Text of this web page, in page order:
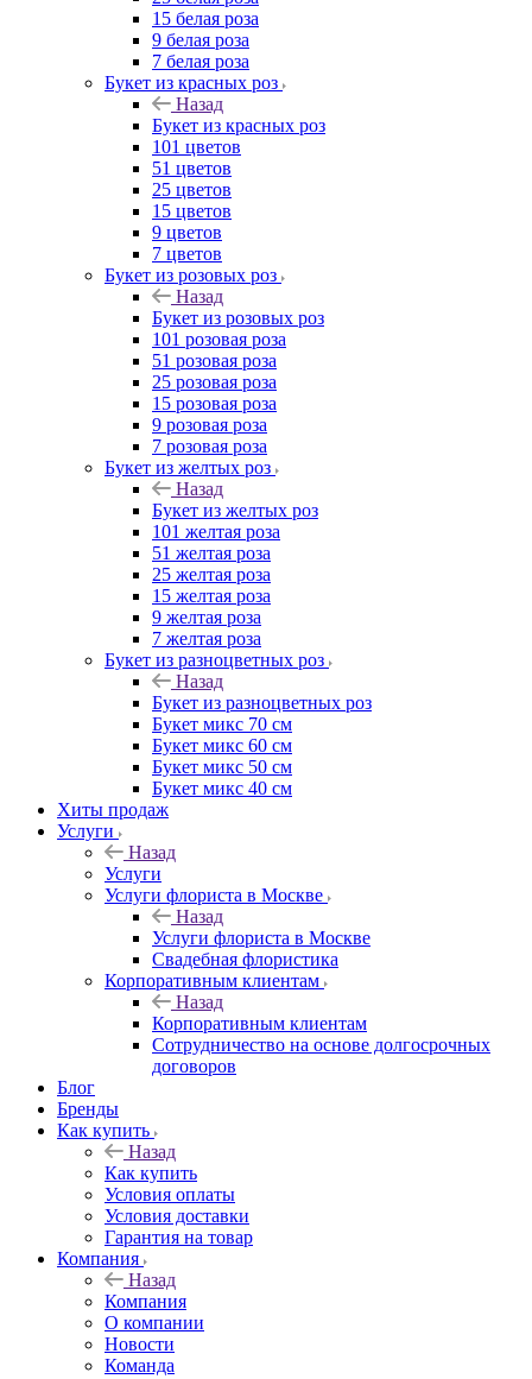
15 белая роза
9 белая роза
7 белая роза
Букет из красных роз
Назад
Букет из красных роз
101 цветов
51 цветов
25 цветов
15 цветов
9 цветов
7 цветов
Букет из розовых роз
Назад
Букет из розовых роз
101 розовая роза
51 розовая роза
25 розовая роза
15 розовая роза
9 розовая роза
7 розовая роза
Букет из желтых роз
Назад
Букет из желтых роз
101 желтая роза
51 желтая роза
25 желтая роза
15 желтая роза
9 желтая роза
7 желтая роза
Букет из разноцветных роз
Назад
Букет из разноцветных роз
Букет микс 70 см
Букет микс 60 см
Букет микс 50 см
Букет микс 40 см
Хиты продаж
Услуги
Назад
Услуги
Услуги флориста в Москве
Назад
Услуги флориста в Москве
Свадебная флористика
Корпоративным клиентам
Назад
Корпоративным клиентам
Сотрудничество на основе долгосрочных
договоров
Блог
Бренды
Как купить
Назад
Как купить
Условия оплаты
Условия доставки
Гарантия на товар
Компания
Назад
Компания
О компании
Новости
Команда